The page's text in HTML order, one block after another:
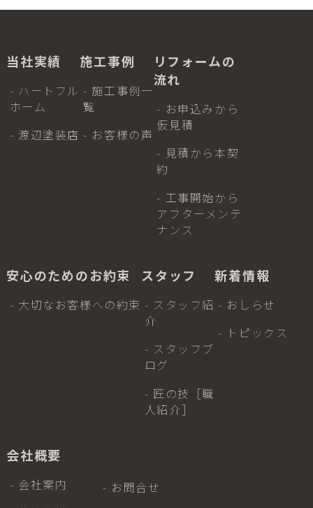
当社実績
- ハートフル
ホーム
- 渡辺塗装店
施工事例
- 施工事例一
覧
- お客様の声
リフォームの
流れ
- お申込みから
仮見積
- 見積から本契
約
- 工事開始から
アフターメンテ
ナンス
安心のためのお約束
- 大切なお客様への約束
スタッフ
- スタッフ紹
介
- スタッフブ
ログ
- 匠の技［職
人紹介］
新着情報
- おしらせ
- トピックス
会社概要
- 会社案内
- お問合せ